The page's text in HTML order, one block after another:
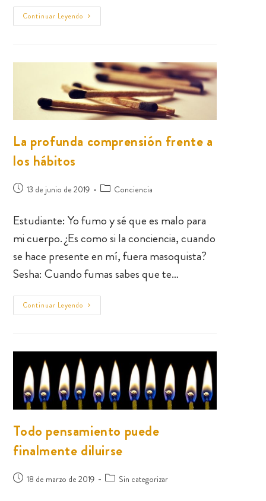
Continuar Leyendo
La profunda comprensión frente a
los hábitos
13 de junio de 2019 Conciencia
Estudiante: Yo fumo y sé que es malo para
mi cuerpo. ¿Es como si la conciencia, cuando
se hace presente en mí, fuera masoquista?
Sesha: Cuando fumas sabes que te…
Continuar Leyendo
Todo pensamiento puede
finalmente diluirse
18 de marzo de 2019 Sin categorizar